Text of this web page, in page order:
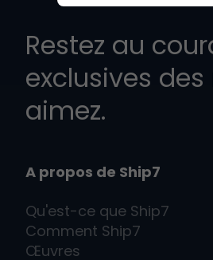
Restez au
exclusives
aimez.
A propos de Ship7
Qu'est-ce que Ship7
Comment Ship7
Œuvres